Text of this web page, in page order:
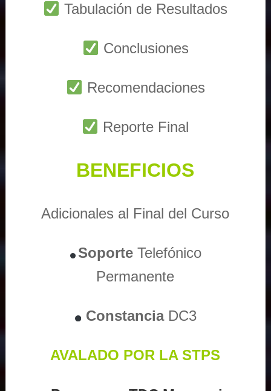
Tabulación de Resultados
Conclusiones
Recomendaciones
Reporte Final
BENEFICIOS
Adicionales al Final del Curso
Soporte Telefónico
Permanente
ConstanciaDC3
AVALADO POR LA STPS